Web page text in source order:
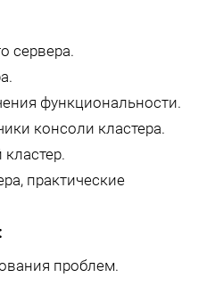
сервера.
функциональности.
консоли кластера.
практические
проблем.